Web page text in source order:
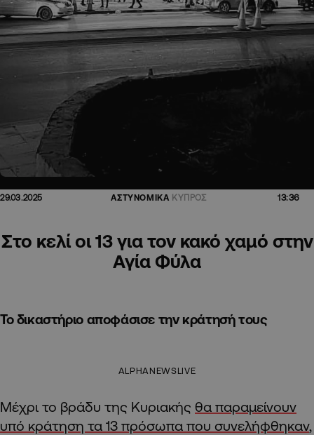
29.03.2025 ΑΣΤΥΝΟΜΙΚΑ ΚΥΠΡΟΣ 13:36
Στο κελί οι 13 για τον κακό χαμό στην
Αγία Φύλα
Το δικαστήριο αποφάσισε την κράτησή τους
ALPHANEWSLIVE
Μέχρι το βράδυ της Κυριακής θα παραμείνουν
υπό κράτηση τα 13 πρόσωπα που συνελήφθηκαν,